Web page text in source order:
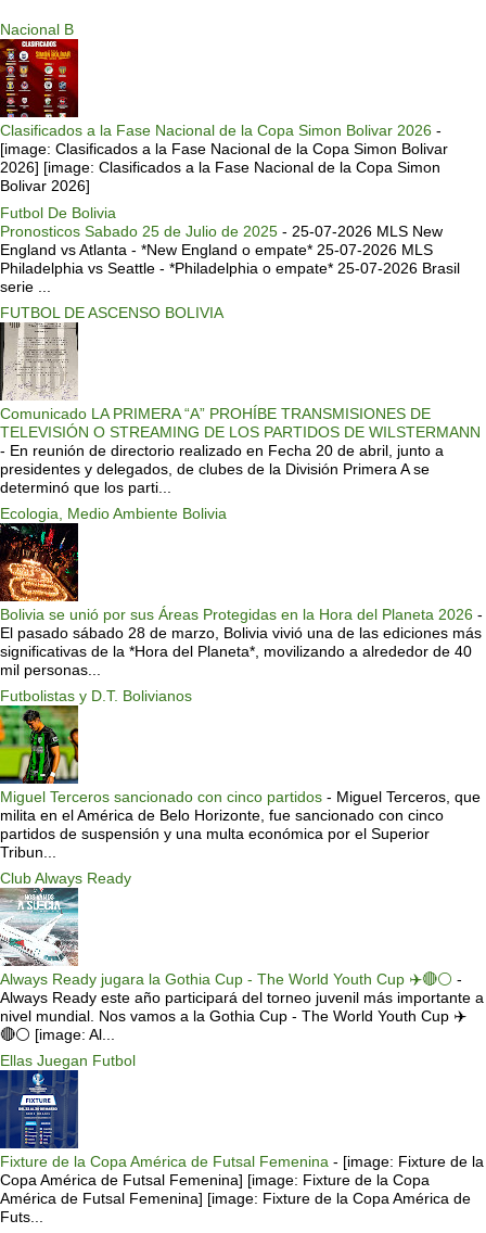
Nacional B
Clasificados a la Fase Nacional de la Copa Simon Bolivar 2026 -
[image: Clasificados a la Fase Nacional de la Copa Simon Bolivar
2026] [image: Clasificados a la Fase Nacional de la Copa Simon
Bolivar 2026]
Futbol De Bolivia
Pronosticos Sabado 25 de Julio de 2025 - 25-07-2026 MLS New
England vs Atlanta - *New England o empate* 25-07-2026 MLS
Philadelphia vs Seattle - *Philadelphia o empate* 25-07-2026 Brasil
serie ...
FUTBOL DE ASCENSO BOLIVIA
Comunicado LA PRIMERA “A” PROHÍBE TRANSMISIONES DE
TELEVISIÓN O STREAMING DE LOS PARTIDOS DE WILSTERMANN
- En reunión de directorio realizado en Fecha 20 de abril, junto a
presidentes y delegados, de clubes de la División Primera A se
determinó que los parti...
Ecologia, Medio Ambiente Bolivia
Bolivia se unió por sus Áreas Protegidas en la Hora del Planeta 2026 -
El pasado sábado 28 de marzo, Bolivia vivió una de las ediciones más
significativas de la *Hora del Planeta*, movilizando a alrededor de 40
mil personas...
Futbolistas y D.T. Bolivianos
Miguel Terceros sancionado con cinco partidos - Miguel Terceros, que
milita en el América de Belo Horizonte, fue sancionado con cinco
partidos de suspensión y una multa económica por el Superior
Tribun...
Club Always Ready
Always Ready jugara la Gothia Cup - The World Youth Cup ✈️🔴⚪️ -
Always Ready este año participará del torneo juvenil más importante a
nivel mundial. Nos vamos a la Gothia Cup - The World Youth Cup ✈️
🔴⚪️ [image: Al...
Ellas Juegan Futbol
Fixture de la Copa América de Futsal Femenina - [image: Fixture de la
Copa América de Futsal Femenina] [image: Fixture de la Copa
América de Futsal Femenina] [image: Fixture de la Copa América de
Futs...